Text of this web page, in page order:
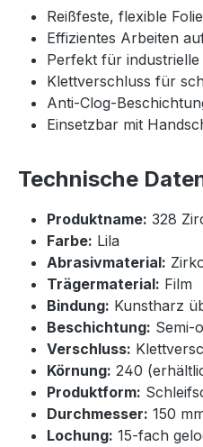
Reißfeste, flexible
Effizientes Arbeiten
Perfekt für
Klettverschluss für
Anti-Clog-
Einsetzbar mit
Technische
Produktname: 328
Farbe: Lila
Abrasivmaterial:
Trägermaterial: Film
Bindung: Kunstharz
Beschichtung: Semi-
Verschluss:
Körnung: 240
Produktform:
Durchmesser: 150
Lochung: 15-fach